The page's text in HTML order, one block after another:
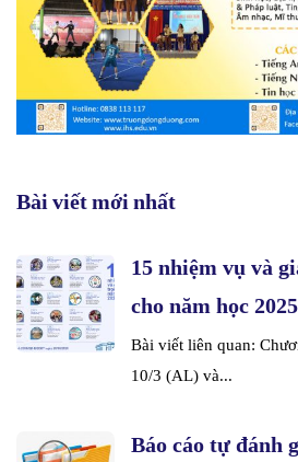
Bài viết mới nhất
15 nhiệm vụ và
cho năm học
Bài viết liên quan:
10/3 (AL) và...
Báo cáo tự đánh